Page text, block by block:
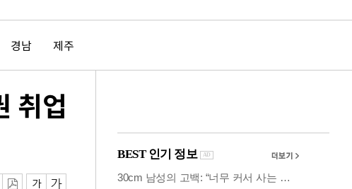
경남 제주
취업